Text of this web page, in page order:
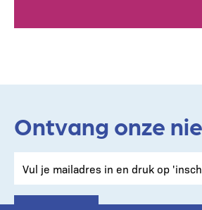
Ontvang onze